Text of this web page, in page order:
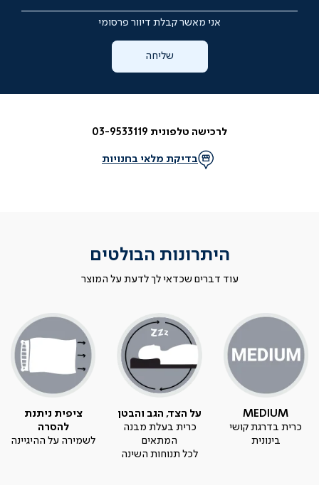
אני מאשר קבלת דיוור פרסומי
שליחה
לרכישה טלפונית 03-9533119
בדיקת מלאי בחנויות
היתרונות הבולטים
עוד דברים שכדאי לך לדעת על המוצר
MEDIUM
כרית בדרגת קושי
בינונית
על הצד, הגב והבטן
כרית בעלת מבנה
המתאים
לכל תנוחות השינה
ציפית ניתנת
להסרה
לשמירה על ההיגיינה